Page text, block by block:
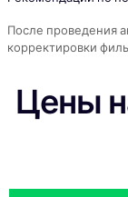
После проведения
корректировки
Цены